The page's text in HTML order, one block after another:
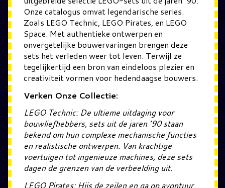
Onze catalogus omvat legendarische series.
Zoals LEGO Technic, LEGO Pirates, en LEGO
Space. Met authentieke ontwerpen en
onvergetelijke bouwervaringen brengen deze
sets het verleden weer tot leven. Terwijl ze
tegelijkertijd een bron van eindeloos plezier en
creativiteit vormen voor hedendaagse bouwers.
Verken Onze Collectie:
LEGO Technic: De ultieme uitdaging voor
bouwliefhebbers, sets uit de jaren ’90 staan
bekend om hun complexe mechanische functies
en realistische ontwerpen. Van krachtige
voertuigen tot ingenieuze machines, deze sets
dagen de grenzen van de verbeelding uit.
LEGO Pirates: Hijs de zeilen en ga op avontuur